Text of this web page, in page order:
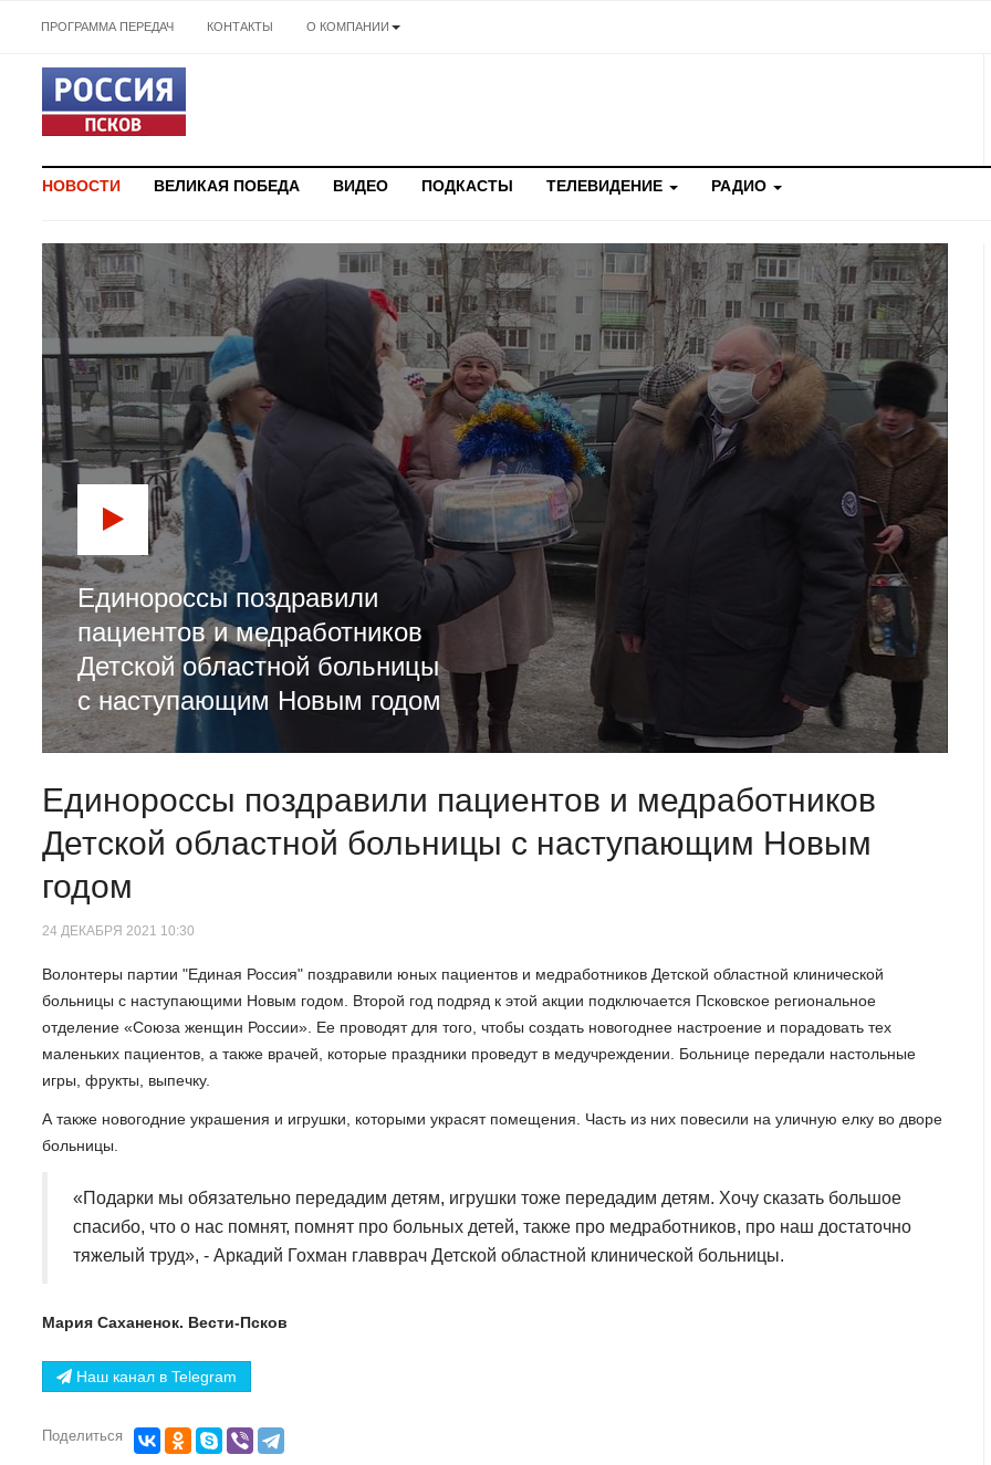
ПРОГРАММА ПЕРЕДАЧ КОНТАКТЫ О КОМПАНИИ
НОВОСТИ ВЕЛИКАЯ ПОБЕДА ВИДЕО ПОДКАСТЫ ТЕЛЕВИДЕНИЕ РАДИО
Единороссы поздравили
пациентов и медработников
Детской областной больницы
с наступающим Новым годом
Единороссы поздравили пациентов и медработников
Детской областной больницы с наступающим Новым
годом
24 ДЕКАБРЯ 2021 10:30
Волонтеры партии "Единая Россия" поздравили юных пациентов и медработников Детской областной клинической
больницы с наступающими Новым годом. Второй год подряд к этой акции подключается Псковское региональное
отделение «Союза женщин России». Ее проводят для того, чтобы создать новогоднее настроение и порадовать тех
маленьких пациентов, а также врачей, которые праздники проведут в медучреждении. Больнице передали настольные
игры, фрукты, выпечку.
А также новогодние украшения и игрушки, которыми украсят помещения. Часть из них повесили на уличную елку во дворе
больницы.
«Подарки мы обязательно передадим детям, игрушки тоже передадим детям. Хочу сказать большое
спасибо, что о нас помнят, помнят про больных детей, также про медработников, про наш достаточно
тяжелый труд», - Аркадий Гохман главврач Детской областной клинической больницы.
Мария Саханенок. Вести-Псков
Наш канал в Telegram
Поделиться